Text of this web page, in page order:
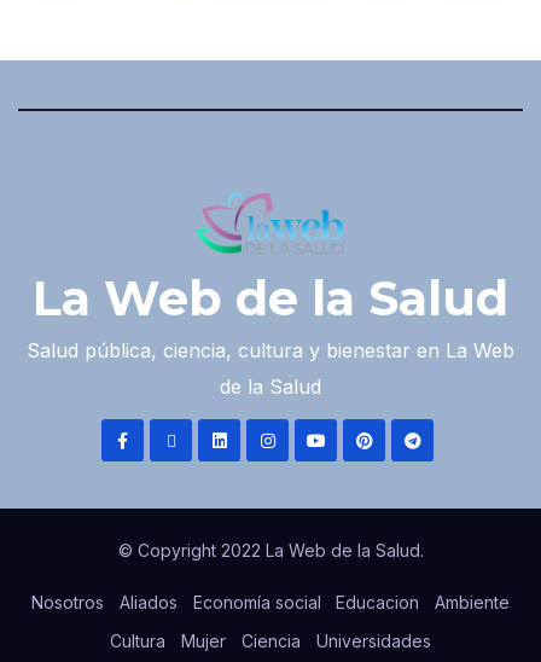
La Web de la Salud
Salud pública, ciencia, cultura y bienestar en La Web
de la Salud
© Copyright 2022 La Web de la Salud.
Nosotros Aliados Economía social Educacion
Ambiente
Cultura
Mujer Ciencia Universidades